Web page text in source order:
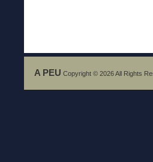
A PEU Copyright © 2026 All Rights